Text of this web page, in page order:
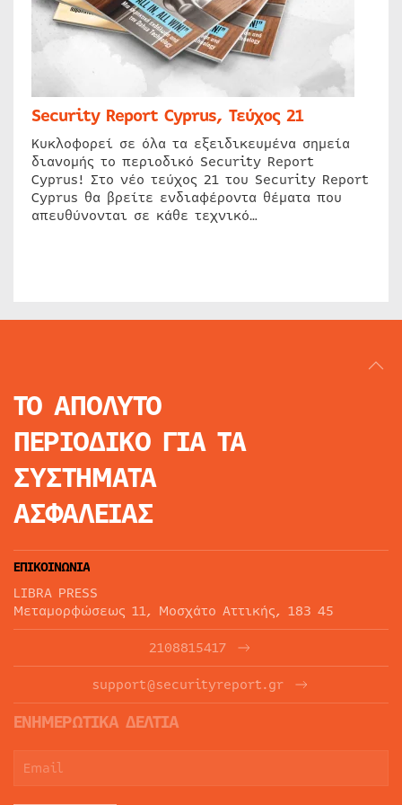
Security Report Cyprus, Τεύχος 21
Κυκλοφορεί σε όλα τα εξειδικευμένα σημεία
διανομής το περιοδικό Security Report
Cyprus! Στο νέο τεύχος 21 του Security Report
Cyprus θα βρείτε ενδιαφέροντα θέματα που
απευθύνονται σε κάθε τεχνικό…
ΤΟ ΑΠΟΛΥΤΟ
ΠΕΡΙΟΔΙΚΟ ΓΙΑ ΤΑ
ΣΥΣΤΗΜΑΤΑ
ΑΣΦΑΛΕΙΑΣ
ΕΠΙΚΟΙΝΩΝΙΑ
LIBRA PRESS
Μεταμορφώσεως 11, Μοσχάτο Αττικής, 183 45
2108815417
support@securityreport.gr
ΕΝΗΜΕΡΩΤΙΚΑ ΔΕΛΤΙΑ